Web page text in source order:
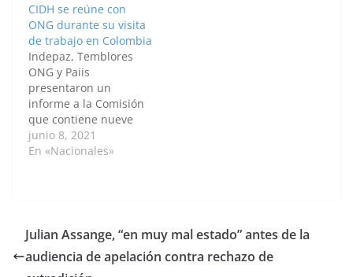
ocurridas desde el mes
pasado en el desarrollo
del paro nacional. Por:
Sammy Palomino Uribe
/ Anadolu La Comisión
Interamericana de
Derechos Humanos
(CIDH)…
CIDH se reúne con
ONG durante su visita
de trabajo en Colombia
Indepaz, Temblores
ONG y Paiis
presentaron un
informe a la Comisión
que contiene nueve
prácticas de violencia
policial usadas durante
Durante la visita de
trabajo que la
Comisión
junio 8, 2021
En «Nacionales»
Julian Assange, “en muy mal estado” antes de la
audiencia de apelación contra rechazo de